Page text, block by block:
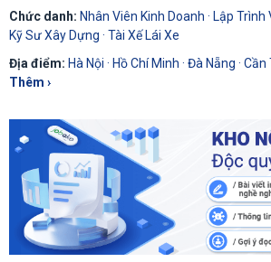
Chức danh: Nhân Viên Kinh Doanh · Lập Trình
Kỹ Sư Xây Dựng · Tài Xế Lái Xe
Địa điểm: Hà Nội · Hồ Chí Minh · Đà Nẵng · Cần
Thêm ›